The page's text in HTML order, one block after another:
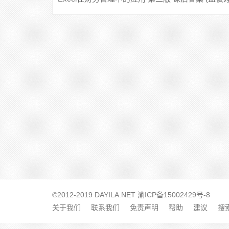
©2012-2019 DAYILA.NET 渝ICP备15002429号-8
关于我们
联系我们 免责声明 帮助 建议 搜